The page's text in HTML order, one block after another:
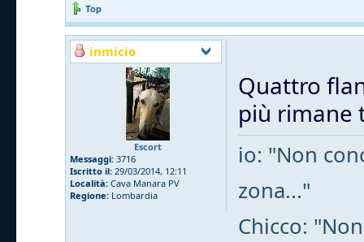
Top
inmicio
Escort
Messaggi: 3716
Iscritto il: 29/03/2014, 12:11
Località: Cava Manara PV
Regione: Lombardia
Quattro
più rimane
io: "Non
zona..."
Chicco: